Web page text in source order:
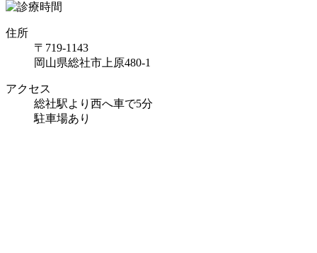
住所
〒719-1143
岡山県総社市上原480-1
アクセス
総社駅より西へ車で5分
駐車場あり